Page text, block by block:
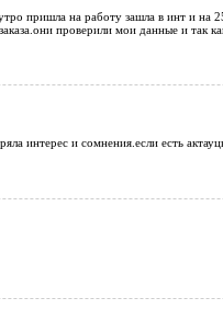
пришла на работу зашла в инт и
проверили мои данные и
интерес и сомнения.если есть